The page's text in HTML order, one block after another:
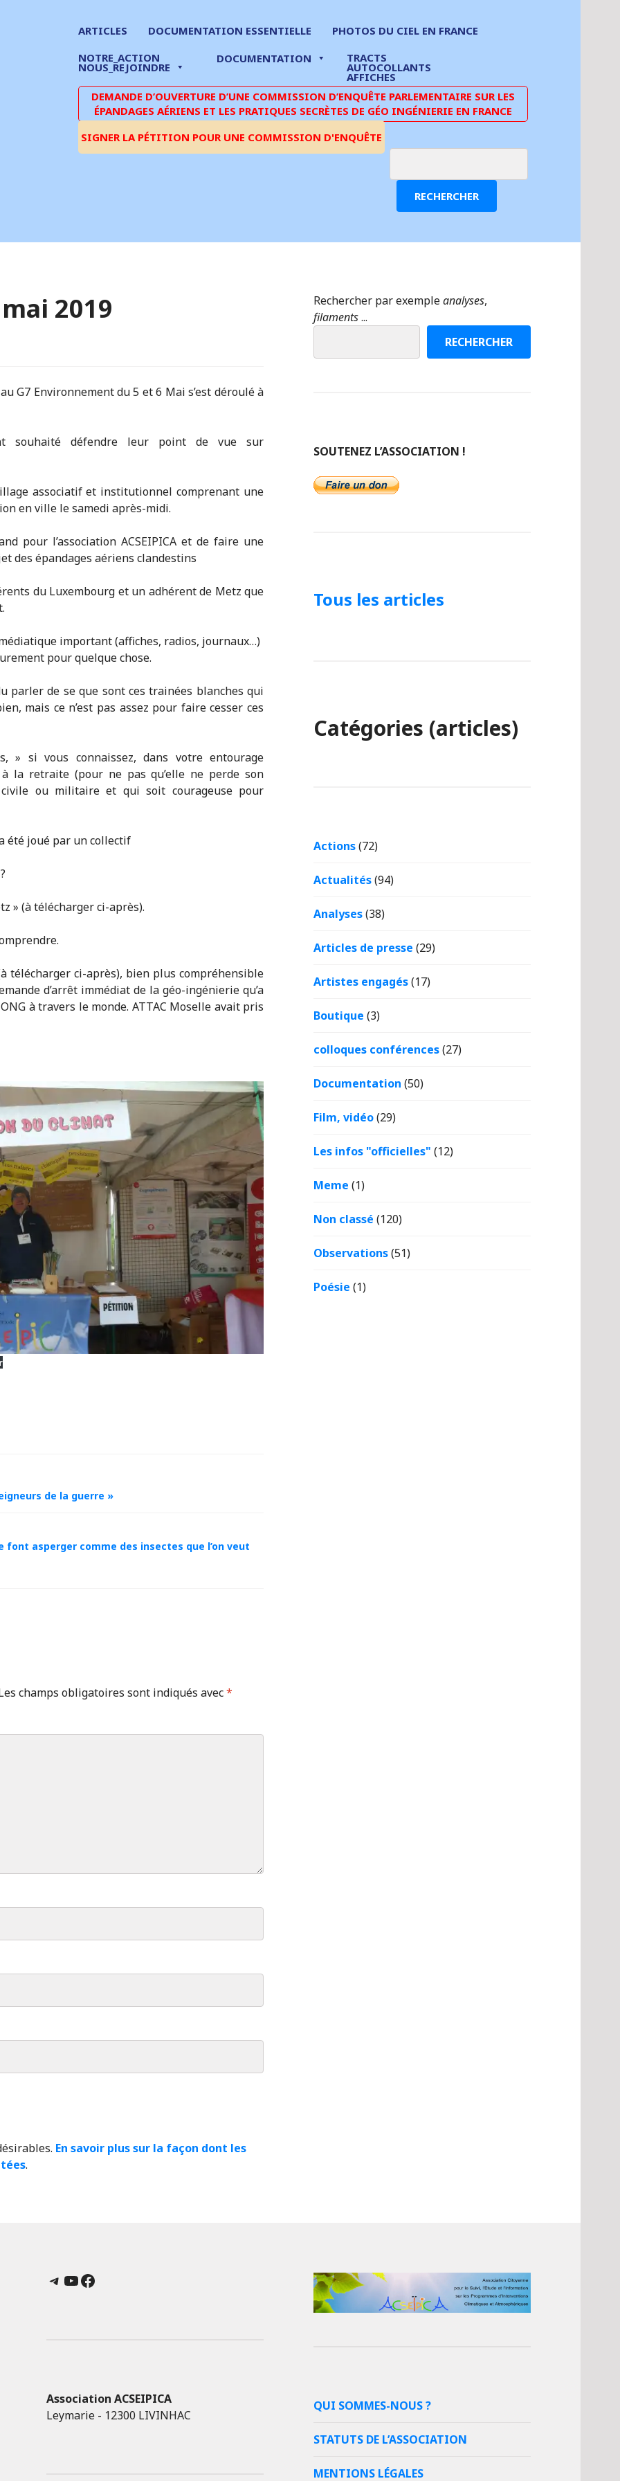
ARTICLES DOCUMENTATION ESSENTIELLE
PHOTOS DU CIEL EN FRANCE
NOTRE_ACTION
NOUS_REJOINDRE
DOCUMENTATION TRACTS
AUTOCOLLANTS
AFFICHES
DEMANDE D’OUVERTURE D’UNE COMMISSION D’ENQUÊTE PARLEMENTAIRE SUR LES
ÉPANDAGES AÉRIENS ET LES PRATIQUES SECRÈTES DE GÉO INGÉNIERIE EN FRANCE
SIGNER LA PÉTITION POUR UNE COMMISSION D'ENQUÊTE
RECHERCHER
2019
G7 Environnement du 5 et 6 Mai s’est déroulé à
souhaité défendre leur point de vue sur
associatif et institutionnel comprenant une
en ville le samedi après-midi.
pour l’association ACSEIPICA et de faire une
des épandages aériens clandestins
du Luxembourg et un adhérent de Metz que
important (affiches, radios, journaux…)
pour quelque chose.
parler de se que sont ces trainées blanches qui
mais ce n’est pas assez pour faire cesser ces
» si vous connaissez, dans votre entourage
la retraite (pour ne pas qu’elle ne perde son
ou militaire et qui soit courageuse pour
été joué par un collectif
» (à télécharger ci-après).
télécharger ci-après), bien plus compréhensible
d’arrêt immédiat de la géo-ingénierie qu’a
à travers le monde. ATTAC Moselle avait pris
de la guerre »
font asperger comme des insectes que l’on veut
champs obligatoires sont indiqués avec*
En savoir plus sur la façon dont les
.
Rechercher par exempleanalyses,
filaments...
RECHERCHER
SOUTENEZ L’ASSOCIATION !
Tous les articles
Catégories (articles)
Actions(72)
Actualités(94)
Analyses(38)
Articles de presse (29)
Artistes engagés(17)
Boutique (3)
colloques conférences(27)
Documentation (50)
Film, vidéo(29)
Les infos "officielles" (12)
Meme (1)
Non classé (120)
Observations(51)
Poésie (1)
Telegram
YouTube
Facebook
Association ACSEIPICA
Leymarie - 12300 LIVINHAC
QUI SOMMES-NOUS ?
STATUTS DE L’ASSOCIATION
MENTIONS LÉGALES